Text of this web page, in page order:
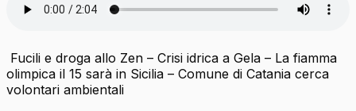
Fucili e droga allo Zen – Crisi idrica a Gela – La fiamma
olimpica il 15 sarà in Sicilia – Comune di Catania cerca
volontari ambientali